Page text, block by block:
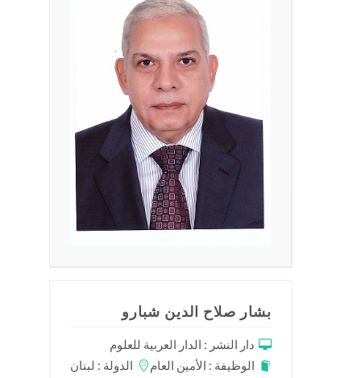
بشار صلاح الدين شبارو
دار النشر : الدار العربية للعلوم
الوظيفة : الأمين العام
الدولة : لبنان